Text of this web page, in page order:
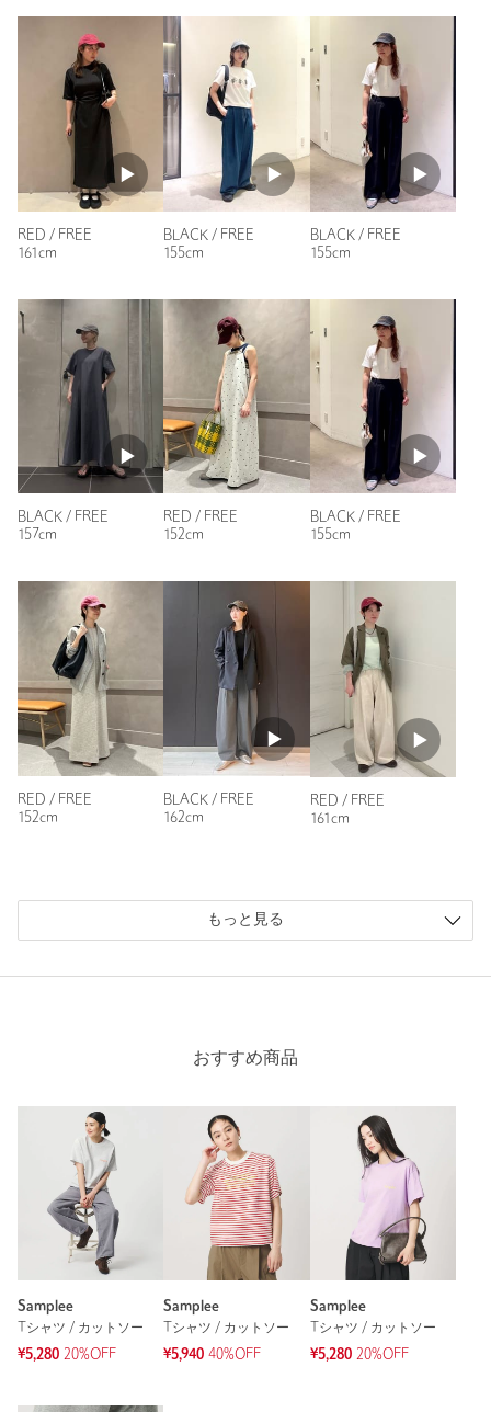
洗濯表示 手洗い可 洗濯表示について
-
商品番号 1838-5-000033
ニックネーム： さっちゃん
投稿日： 2026年6月28日
購入カラー：BLACK
浅めのキャップ。これを被るだけでオシャレにみえます！
160cm
参考になった
※レビューは、個人の主観による感想・体感によるもので、商品の効果や性
能を保証するものではありません。
もっと見る
RED / FREE
161cm
BLACK / FREE
155cm
BLACK / FREE
155cm
BLACK / FREE
157cm
RED / FREE
152cm
BLACK / FREE
155cm
RED / FREE
152cm
BLACK / FREE
162cm
RED / FREE
161cm
もっと見る
おすすめ商品
Samplee
Tシャツ / カットソー
¥5,280 20%OFF
Samplee
Tシャツ / カットソー
¥5,940 40%OFF
Samplee
Tシャツ / カットソー
¥5,280 20%OFF